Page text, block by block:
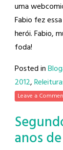
uma
Fabio fez
herói. Fabio,
foda!
Posted in
2012,
Leave a
anos